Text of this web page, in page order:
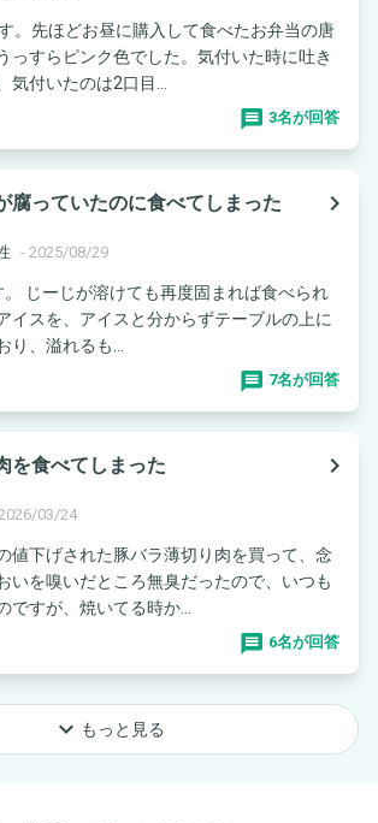
。先ほどお昼に購入して食べたお弁当の唐
っすらピンク色でした。気付いた時に吐き
気付いたのは2口目...
3名が回答
腐っていたのに食べてしまった
navigate_next
- 2025/08/29
られ
イスを、アイスと分からずテーブルの上に
、溢れるも...
7名が回答
を食べてしまった
navigate_next
03/24
値下げされた豚バラ薄切り肉を買って、念
いを嗅いだところ無臭だったので、いつも
ですが、焼いてる時か...
6名が回答
keyboard_arrow_down もっと見る